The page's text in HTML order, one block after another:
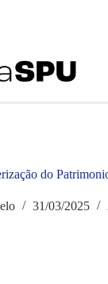
do
31/03/2025